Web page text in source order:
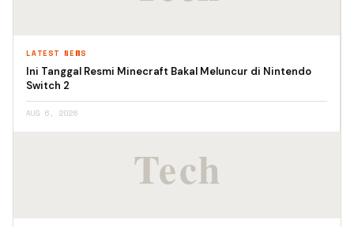
LATEST NEWS
Ini Tanggal Resmi Minecraft Bakal Meluncur di Nintendo
Switch 2
AUG 6, 2026